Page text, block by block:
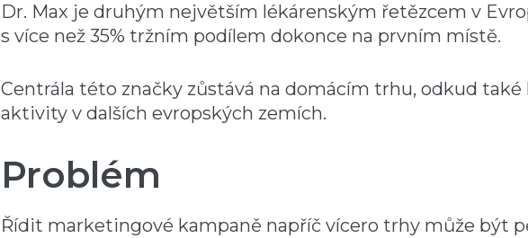
Dr. Max je druhým největším lékárenským řetězcem v
s více než 35% tržním podílem dokonce na prvním místě.
Centrála této značky zůstává na domácím trhu, odkud také
aktivity v dalších evropských zemích.
Problém
Řídit marketingové kampaně napříč vícero trhy může být